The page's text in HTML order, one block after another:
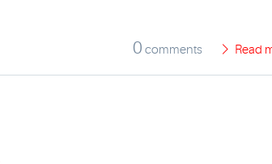
0 comments Read